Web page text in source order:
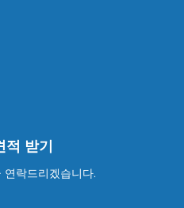
적 받기
연락드리겠습니다.